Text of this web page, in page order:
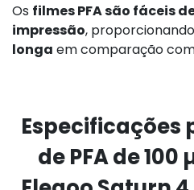
Os filmes PFA são fáceis
impressão,
longa em comparação
Especificações
de PFA de 100